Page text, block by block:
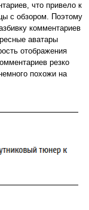
что привело к
с обзором. Поэтому
комментариев
аватары
отображения
резко
похожи на